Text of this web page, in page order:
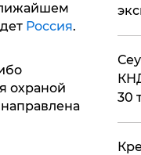
Россия.
охраной
30